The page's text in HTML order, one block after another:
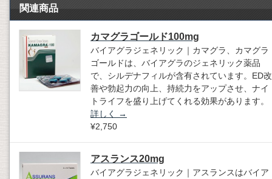
関連商品
カマグラゴールド100mg
バイアグラジェネリック｜カマグラ、カマグラ
ゴールドは、バイアグラのジェネリック薬品
で、シルデナフィルが含有されています。ED改
善や勃起力の向上、持続力をアップさせ、ナイ
トライフを盛り上げてくれる効果があります。
詳しく
→
¥2,750
アスランス20mg
バイアグラジェネリック｜アスランスはバイア